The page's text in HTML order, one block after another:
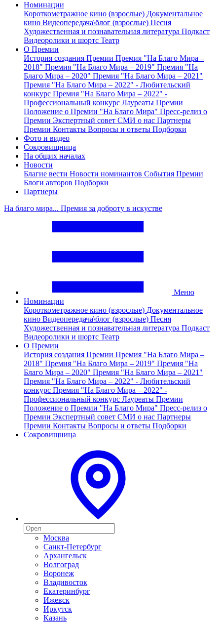
Номинации
Короткометражное кино (взрослые) Документальное
кино Видеопередача\блог (взрослые) Песня
Художественная и познавательная литература Подкаст
Видеоролики и шортс Театр
О Премии
История создания Премии Премия "На Благо Мира –
2018" Премия "На Благо Мира – 2019" Премия "На
Благо Мира – 2020" Премия "На Благо Мира – 2021"
Премия "На Благо Мира – 2022" - Любительский
конкурс Премия "На Благо Мира – 2022" -
Профессиональный конкурс Лауреаты Премии
Положение о Премии "На Благо Мира" Пресс-релиз о
Премии Экспертный совет СМИ о нас Партнеры
Премии Контакты Вопросы и ответы Подборки
Фото и видео
Сокровищница
На общих началах
Новости
Благие вести Новости номинантов События Премии
Блоги авторов Подборки
Партнеры
На благо мира... Премия за доброту в искустве
Меню
Номинации
Короткометражное кино (взрослые) Документальное
кино Видеопередача\блог (взрослые) Песня
Художественная и познавательная литература Подкаст
Видеоролики и шортс Театр
О Премии
История создания Премии Премия "На Благо Мира –
2018" Премия "На Благо Мира – 2019" Премия "На
Благо Мира – 2020" Премия "На Благо Мира – 2021"
Премия "На Благо Мира – 2022" - Любительский
конкурс Премия "На Благо Мира – 2022" -
Профессиональный конкурс Лауреаты Премии
Положение о Премии "На Благо Мира" Пресс-релиз о
Премии Экспертный совет СМИ о нас Партнеры
Премии Контакты Вопросы и ответы Подборки
Сокровищница
Москва
Санкт-Петербург
Архангельск
Волгоград
Воронеж
Владивосток
Екатеринбург
Ижевск
Иркутск
Казань